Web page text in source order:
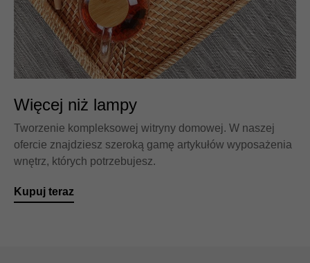
Więcej niż lampy
Tworzenie kompleksowej witryny domowej. W naszej
ofercie znajdziesz szeroką gamę artykułów wyposażenia
wnętrz, których potrzebujesz.
Kupuj teraz